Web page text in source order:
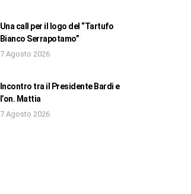
Una call per il logo del “Tartufo
Bianco Serrapotamo”
7 Agosto 2026
Incontro tra il Presidente Bardi e
l’on. Mattia
7 Agosto 2026